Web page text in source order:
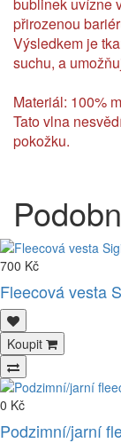
přirozenou
Výsledkem je
suchu, a
Materiál: 100%
Tato vlna
pokožku.
700 Kč
Fleecová vesta
Koupit
0 Kč
Podzimní/jarní